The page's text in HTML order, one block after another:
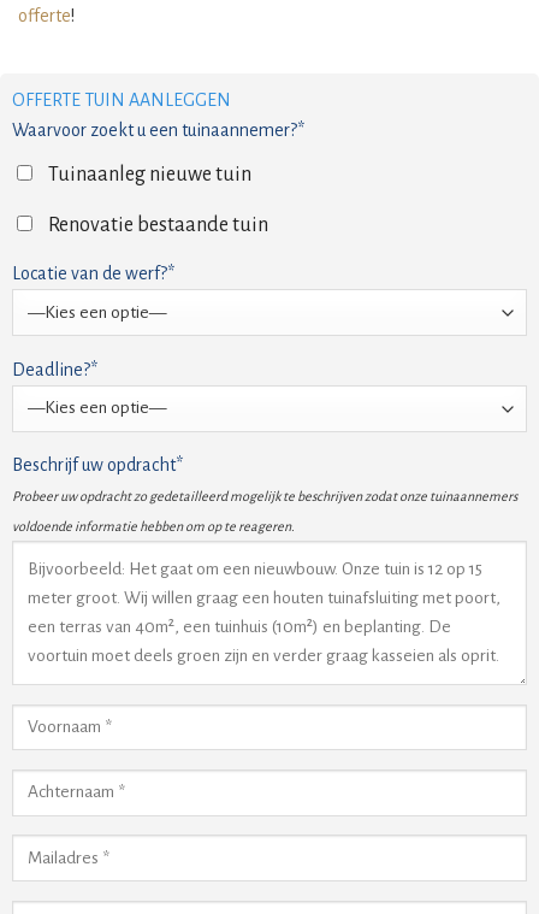
offerte!
OFFERTE TUIN AANLEGGEN
Waarvoor zoekt u een tuinaannemer?*
Tuinaanleg nieuwe tuin
Renovatie bestaande tuin
Locatie van de werf?*
Deadline?*
Beschrijf uw opdracht*
Probeer uw opdracht zo gedetailleerd mogelijk te beschrijven zodat onze tuinaannemers
voldoende informatie hebben om op te reageren.